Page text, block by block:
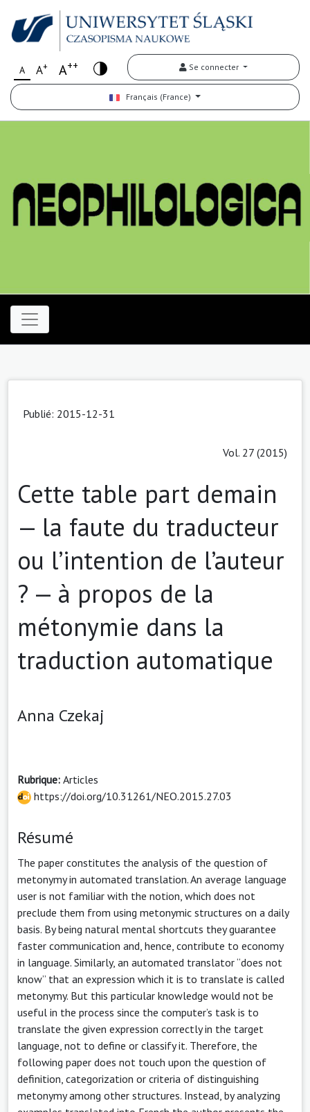
A A+ A++ Se connecter
Français (France)
Publié: 2015-12-31
Vol. 27 (2015)
Cette table part demain
— la faute du traducteur
ou l’intention de l’auteur
? — à propos de la
métonymie dans la
traduction automatique
Anna Czekaj
Rubrique: Articles
https://doi.org/10.31261/NEO.2015.27.03
Résumé
The paper constitutes the analysis of the question of
metonymy in automated translation. An average language
user is not familiar with the notion, which does not
preclude them from using metonymic structures on a daily
basis. By being natural mental shortcuts they guarantee
faster communication and, hence, contribute to economy
in language. Similarly, an automated translator “does not
know” that an expression which it is to translate is called
metonymy. But this particular knowledge would not be
useful in the process since the computer’s task is to
translate the given expression correctly in the target
language, not to define or classify it. Therefore, the
following paper does not touch upon the question of
definition, categorization or criteria of distinguishing
metonymy among other structures. Instead, by analyzing